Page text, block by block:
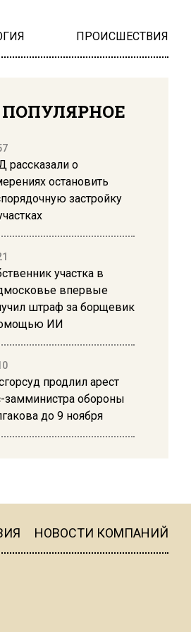
ПРОИСШЕСТВИЯ
ПОПУЛЯРНОЕ
рассказали о
остановить
застройку
участка в
впервые
штраф за борщевик
ИИ
продлил арест
замминистра обороны
до 9 ноября
НОВОСТИ КОМПАНИЙ